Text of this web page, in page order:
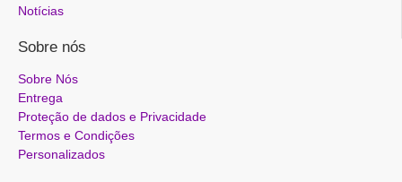
Notícias
Sobre nós
Sobre Nós
Entrega
Proteção de dados e Privacidade
Termos e Condições
Personalizados